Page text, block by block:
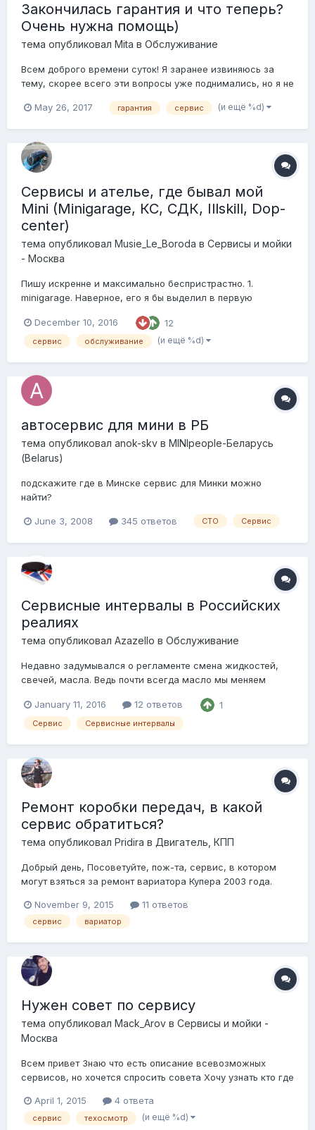
Закончилась гарантия и что теперь?
Очень нужна помощь)
тема опубликовал Mita в Обслуживание
Всем доброго времени суток! Я заранее извиняюсь за
тему, скорее всего эти вопросы уже поднимались, но я не
надеемся на помощь =) Итак, что волнует: 1) закончилась
загорелась лампочка...
May 26, 2017 гарантия сервис (и ещё %d)
Сервисы и ателье, где бывал мой
Mini (Minigarage, КС, СДК, Illskill, Dop-
center)
тема опубликовал Musie_Le_Boroda в Сервисы и мойки
- Москва
Пишу искренне и максимально беспристрастно. 1.
minigarage. Наверное, его я бы выделил в первую
глобальное (пока и не требуется), но всякие мелочи
вроде прокладок, опоры амортизатора и прочих
December 10, 2016 12
сервис обслуживание (и ещё %d)
автосервис для мини в РБ
тема опубликовал anok-skv в MINIpeople-Беларусь
(Belarus)
подскажите где в Минске сервис для Минки можно
найти?
June 3, 2008 345 ответов СТО Сервис
Сервисные интервалы в Российских
реалиях
тема опубликовал AzazeIIo в Обслуживание
Недавно задумывался о регламенте смена жидкостей,
свечей, масла. Ведь почти всегда масло мы меняем
оно вообще "якобы" на весь срок службы автомобиля. Мы
помним про масло, видим дворники, но всё таки многие
January 11, 2016 12 ответов 1
Сервис Сервисные интервалы
Ремонт коробки передач, в какой
сервис обратиться?
тема опубликовал Pridira в Двигатель, КПП
Добрый день, Посоветуйте, пож-та, сервис, в котором
могут взяться за ремонт вариатора Купера 2003 года.
металлическая стружка... К сожалению, не нашла
информацию в других темах (если она была). Спасибо!!
November 9, 2015 11 ответов
сервис вариатор
Нужен совет по сервису
тема опубликовал Mack_Arov в Сервисы и мойки -
Москва
Всем привет Знаю что есть описание всевозможных
сервисов, но хочется спросить совета Хочу узнать кто где
и все такое. Несерчайте, если уже подобные вопросы
надоели, но очень хочется совета, время идет и сервисы
April 1, 2015 4 ответа
сервис техосмотр (и ещё %d)